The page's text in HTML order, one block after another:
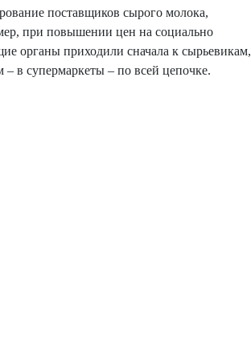
поставщиков сырого молока,
при повышении цен на социально
органы приходили сначала к сырьевикам,
– в супермаркеты – по всей цепочке.